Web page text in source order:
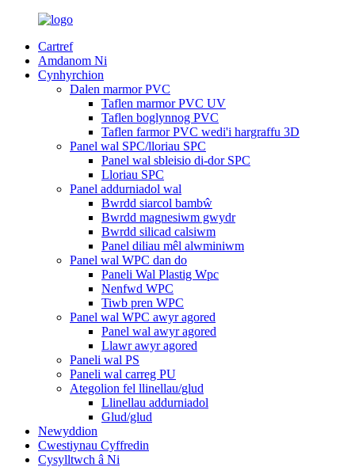
Cartref
Amdanom Ni
Cynhyrchion
Dalen marmor PVC
Taflen marmor PVC UV
Taflen boglynnog PVC
Taflen farmor PVC wedi'i hargraffu 3D
Panel wal SPC/lloriau SPC
Panel wal sbleisio di-dor SPC
Lloriau SPC
Panel addurniadol wal
Bwrdd siarcol bambŵ
Bwrdd magnesiwm gwydr
Bwrdd silicad calsiwm
Panel diliau mêl alwminiwm
Panel wal WPC dan do
Paneli Wal Plastig Wpc
Nenfwd WPC
Tiwb pren WPC
Panel wal WPC awyr agored
Panel wal awyr agored
Llawr awyr agored
Paneli wal PS
Paneli wal carreg PU
Ategolion fel llinellau/glud
Llinellau addurniadol
Glud/glud
Newyddion
Cwestiynau Cyffredin
Cysylltwch â Ni